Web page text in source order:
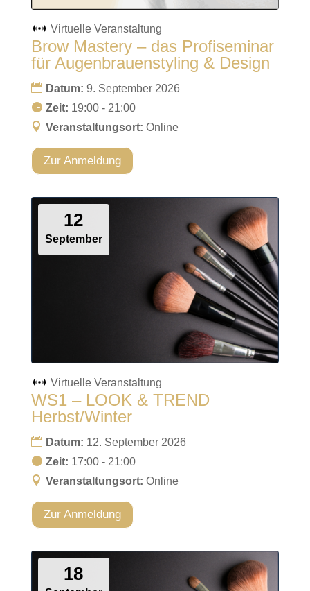
Virtuelle Veranstaltung
Brow Mastery – das Profiseminar
für Augenbrauenstyling & Design
Datum: 9. September 2026
Zeit: 19:00 - 21:00
Veranstaltungsort: Online
Zur Anmeldung
12
September
Virtuelle Veranstaltung
WS1 – LOOK & TREND
Herbst/Winter
Datum: 12. September 2026
Zeit: 17:00 - 21:00
Veranstaltungsort: Online
Zur Anmeldung
18